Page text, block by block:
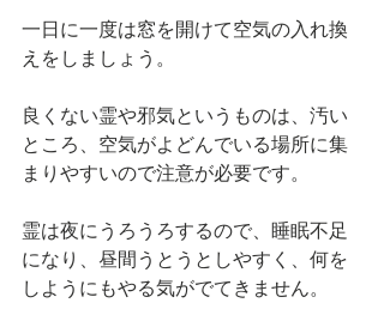
一日に一度は窓を開けて空気の入れ換
えをしましょう。
良くない霊や邪気というものは、汚い
ところ、空気がよどんでいる場所に集
まりやすいので注意が必要です。
霊は夜にうろうろするので、睡眠不足
になり、昼間うとうとしやすく、何を
しようにもやる気がでてきません。